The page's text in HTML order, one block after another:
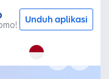
Unduh aplikasi